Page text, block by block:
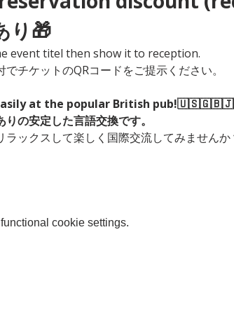
り🎁
event titel then show it to reception.
チケットのQRコードをご提示ください。
easily at the popular British
りの安定した言語交換です。
ックスして楽しく国際交流してみませんか
cookie settings.